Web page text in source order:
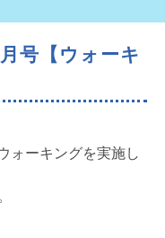
号【ウォーキ
ォーキングを実施し